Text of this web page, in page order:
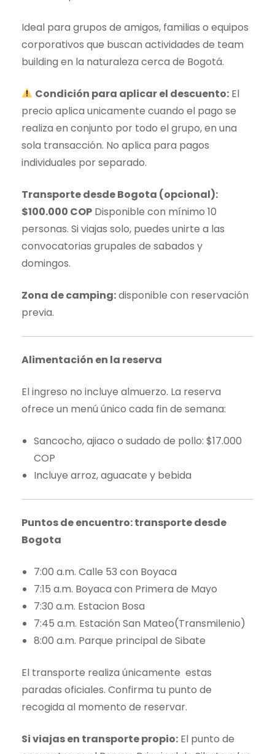
Ideal para grupos de amigos, familias o equipos
corporativos que buscan actividades de team
building en la naturaleza cerca de Bogotá.
Condición para aplicar el descuento: El
precio aplica unicamente cuando el pago se
realiza en conjunto por todo el grupo, en una
sola transacción. No aplica para pagos
individuales por separado.
Transporte desde Bogota (opcional):
$100.000 COP Disponible con mínimo 10
personas. Si viajas solo, puedes unirte a las
convocatorias grupales de sabados y
domingos.
Zona de camping:disponible con reservación
previa.
Alimentación en la reserva
El ingreso no incluye almuerzo. La reserva
ofrece un menú único cada fin de semana:
Sancocho, ajiaco o sudado de pollo: $17.000
COP
Incluye arroz, aguacate y bebida
Puntos de encuentro: transporte desde
Bogota
7:00 a.m. Calle 53 con Boyaca
7:15 a.m. Boyaca con Primera de Mayo
7:30 a.m. Estacion Bosa
7:45 a.m. Estación San Mateo(Transmilenio)
8:00 a.m. Parque principal de Sibate
El transporte realiza únicamente estas
paradas oficiales. Confirma tu punto de
recogida al momento de reservar.
Si viajas en transporte propio: El punto de